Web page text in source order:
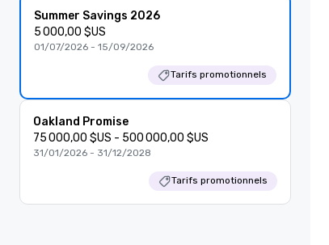
Summer Savings 2026
5 000,00 $US
01/07/2026 - 15/09/2026
Tarifs promotionnels
Oakland Promise
75 000,00 $US - 500 000,00 $US
31/01/2026 - 31/12/2028
Tarifs promotionnels